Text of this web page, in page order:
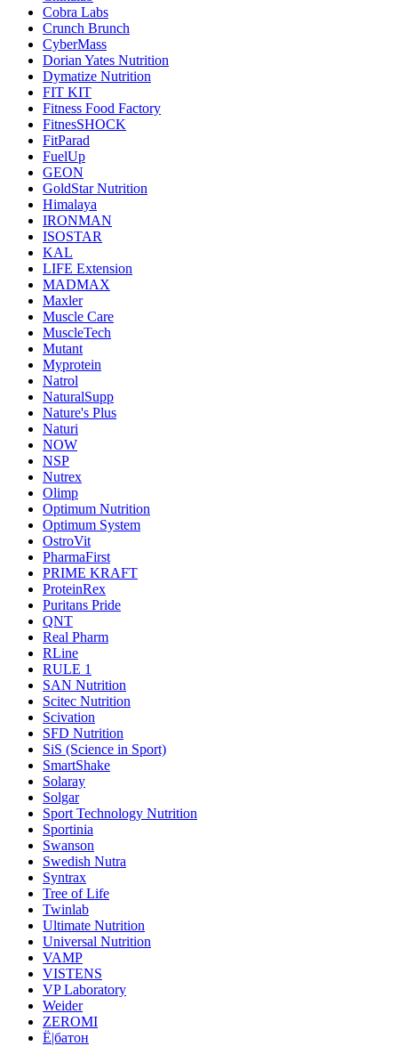
Cobra Labs
Crunch Brunch
CyberMass
Dorian Yates Nutrition
Dymatize Nutrition
FIT KIT
Fitness Food Factory
FitnesSHOCK
FitParad
FuelUp
GEON
GoldStar Nutrition
Himalaya
IRONMAN
ISOSTAR
KAL
LIFE Extension
MADMAX
Maxler
Muscle Care
MuscleTech
Mutant
Myprotein
Natrol
NaturalSupp
Nature's Plus
Naturi
NOW
NSP
Nutrex
Olimp
Optimum Nutrition
Optimum System
OstroVit
PharmaFirst
PRIME KRAFT
ProteinRex
Puritans Pride
QNT
Real Pharm
RLine
RULE 1
SAN Nutrition
Scitec Nutrition
Scivation
SFD Nutrition
SiS (Science in Sport)
SmartShake
Solaray
Solgar
Sport Technology Nutrition
Sportinia
Swanson
Swedish Nutra
Syntrax
Tree of Life
Twinlab
Ultimate Nutrition
Universal Nutrition
VAMP
VISTENS
VP Laboratory
Weider
ZEROMI
Ё|батон